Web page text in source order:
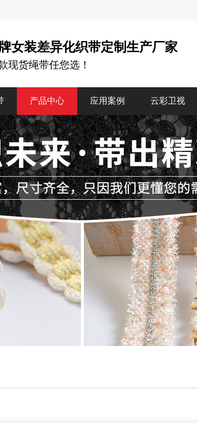
女装差异化织带定制生产厂家
现货绳带任您选！
产品中心 应用案例 云彩卫视